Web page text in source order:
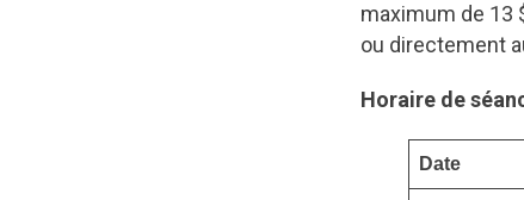
maximum de 13
ou directement
Horaire de
Date